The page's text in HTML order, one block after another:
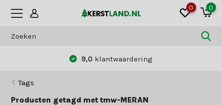
0 0
9,0 klantwaardering
Tags
Producten getagd met tmw-MERAN